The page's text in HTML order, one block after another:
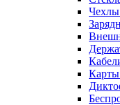
Чехлы